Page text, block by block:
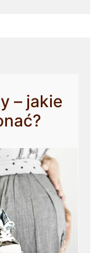
– jakie